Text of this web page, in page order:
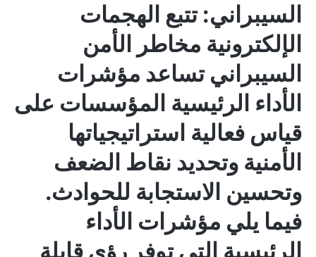
السيبراني: تتبع الهجمات
الإلكترونية مخاطر الأمن
السيبراني تساعد مؤشرات
الأداء الرئيسية المؤسسات على
قياس فعالية استراتيجياتها
الأمنية وتحديد نقاط الضعف
وتحسين الاستجابة للحوادث.
فيما يلي مؤشرات الأداء
الرئيسية التي توفر رؤى قابلة